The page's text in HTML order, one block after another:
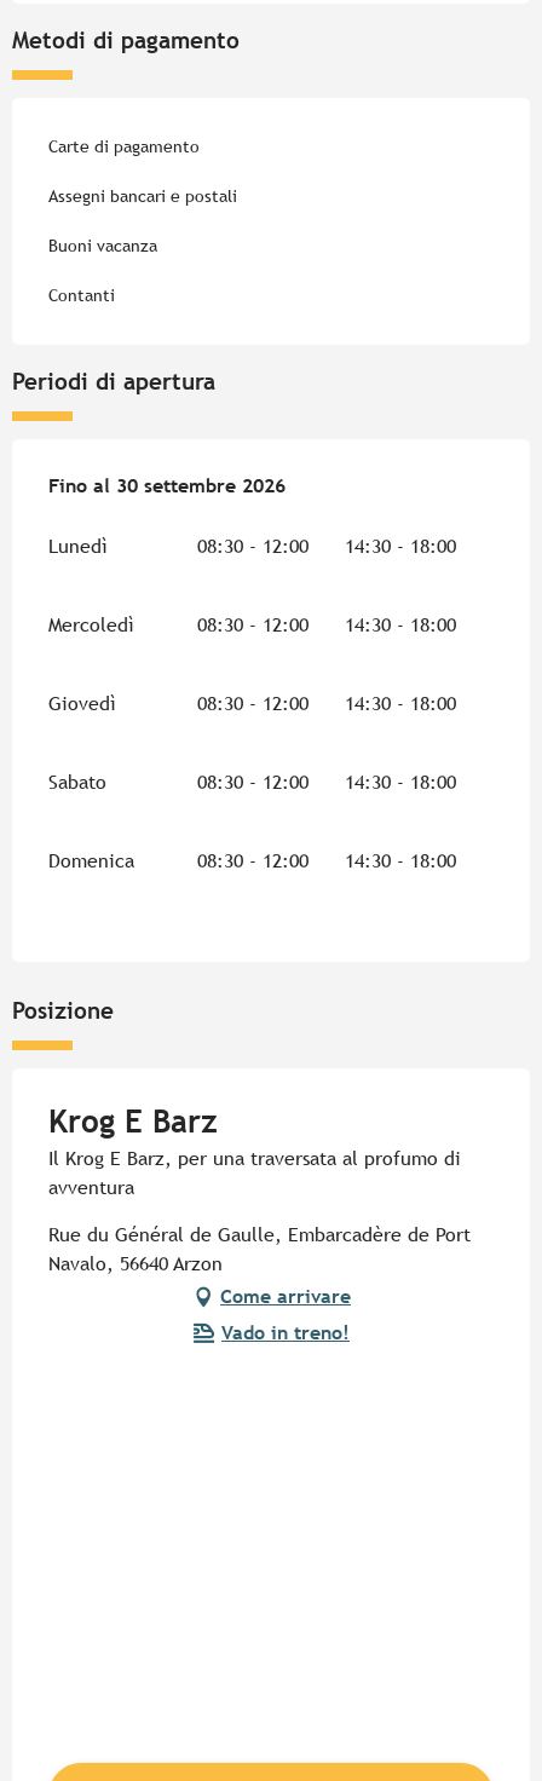
Metodi di pagamento
Carte di pagamento
Assegni bancari e postali
Buoni vacanza
Contanti
Periodi di apertura
Dal4 aprile 2026al30 settembre 2026
Fino al 30 settembre 2026
Lunedì 08:30 - 12:00 14:30 - 18:00
Mercoledì 08:30 - 12:00 14:30 - 18:00
Giovedì 08:30 - 12:00 14:30 - 18:00
Sabato 08:30 - 12:00 14:30 - 18:00
Domenica 08:30 - 12:00 14:30 - 18:00
Posizione
Krog E Barz
Il Krog E Barz, per una traversata al profumo di
avventura
Rue du Général de Gaulle, Embarcadère de Port
Navalo, 56640 Arzon
Come arrivare
Vado in treno!